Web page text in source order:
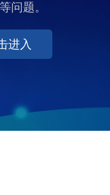
问题。
进入